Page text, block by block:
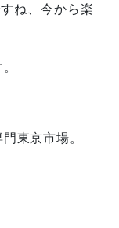
ね、今から楽
東京市場。